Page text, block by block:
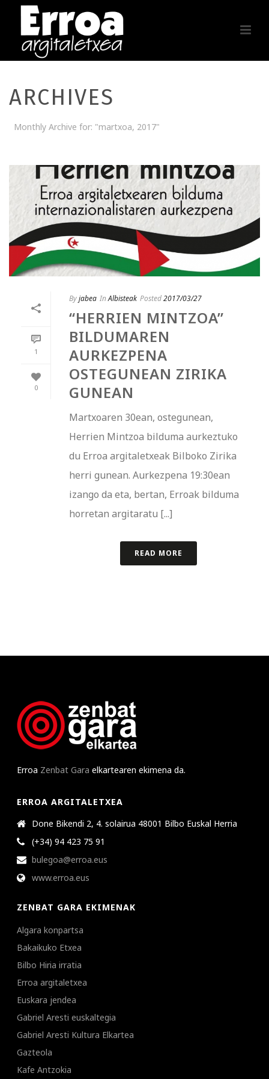
ARCHIVES
Monthly Archive for: "martxoa, 2017"
1
0
Byjabea InAlbisteak Posted2017/03/27
“HERRIEN MINTZOA”
BILDUMAREN
AURKEZPENA
OSTEGUNEAN ZIRIKA
GUNEAN
Martxoaren 30ean, ostegunean,
Herrien Mintzoa bilduma aurkeztuko
du Erroa argitaletxeak Bilboko Zirika
herri gunean. Aurkezpena 19:30ean
izango da eta, bertan, Erroak bilduma
horretan argitaratu [...]
READ MORE
Erroa Zenbat Gara elkartearen ekimena da.
ERROA ARGITALETXEA
Done Bikendi 2, 4. solairua 48001 Bilbo Euskal Herria
(+34) 94 423 75 91
bulegoa@erroa.eus
www.erroa.eus
ZENBAT GARA EKIMENAK
Algara konpartsa
Bakaikuko Etxea
Bilbo Hiria irratia
Erroa argitaletxea
Euskara jendea
Gabriel Aresti euskaltegia
Gabriel Aresti Kultura Elkartea
Gazteola
Kafe Antzokia